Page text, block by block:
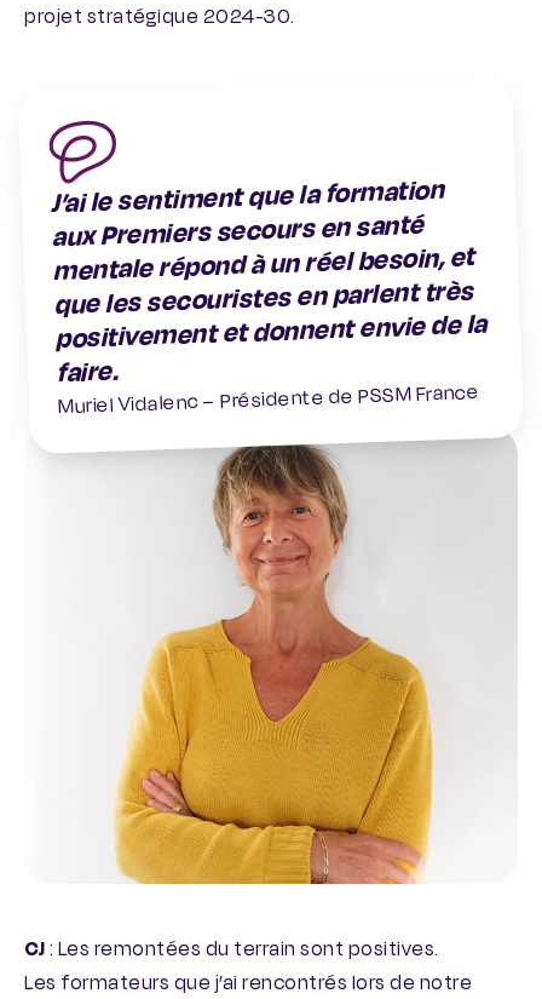
projet stratégique 2024-30.
J’ai le sentiment que la formation
aux Premiers secours en santé
mentale répond à un réel besoin, et
que les secouristes en parlent très
positivement et donnent envie de la
faire.
Muriel Vidalenc – Présidente de PSSM France
CJ: Les remontées du terrain sont positives.
Les formateurs que j’ai rencontrés lors de notre